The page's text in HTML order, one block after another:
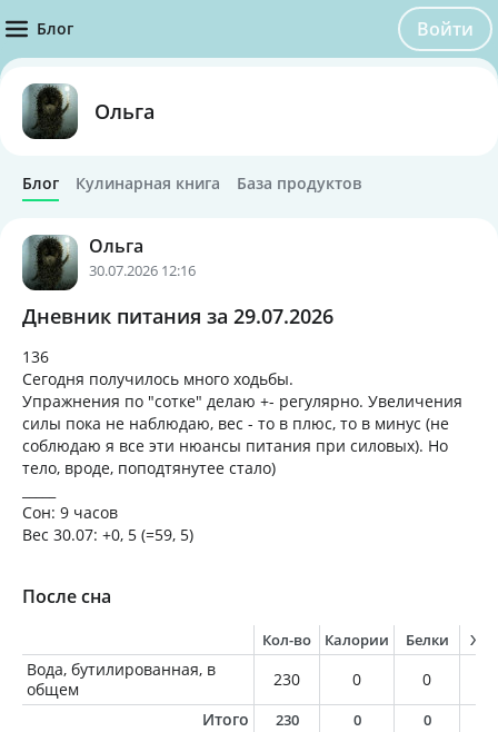
Блог Войти
Ольга
Блог Кулинарная книга База продуктов
Ольга
30.07.2026 12:16
Дневник питания за 29.07.2026
136
Сегодня получилось много ходьбы.
Упражнения по "сотке" делаю +- регулярно. Увеличения
силы пока не наблюдаю, вес - то в плюс, то в минус (не
соблюдаю я все эти нюансы питания при силовых). Но
тело, вроде, поподтянутее стало)
Сон: 9 часов
Вес 30.07: +0, 5 (=59, 5)
После сна
Кол-во Калории Белки
Вода, бутилированная, в
общем
230 0 0
Итого
230 0 0